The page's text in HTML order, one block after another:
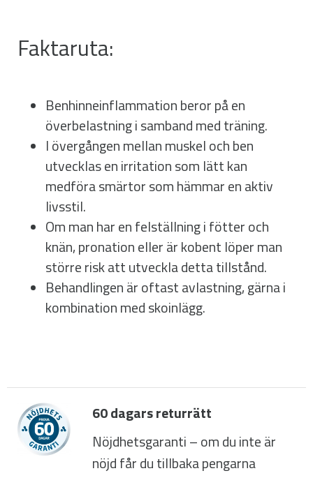
Faktaruta:
Benhinneinflammation beror på en
överbelastning i samband med träning.
I övergången mellan muskel och ben
utvecklas en irritation som lätt kan
medföra smärtor som hämmar en aktiv
livsstil.
Om man har en felställning i fötter och
knän, pronation eller är kobent löper man
större risk att utveckla detta tillstånd.
Behandlingen är oftast avlastning, gärna i
kombination med skoinlägg.
60 dagars returrätt
Nöjdhetsgaranti – om du inte är
nöjd får du tillbaka pengarna